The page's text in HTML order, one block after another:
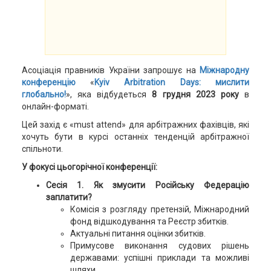
Асоціація правників України запрошує на Міжнародну
конференцію«Kyiv Arbitration Days: мислити
глобально!», яка відбудеться8 грудня 2023 рокув
онлайн-форматі.
Цей захід є «must attend» для арбітражних фахівців, які
хочуть бути в курсі останніх тенденцій арбітражної
спільноти.
У фокусі цьогорічної конференції:
Сесія 1. Як змусити Російську Федерацію
заплатити?
Комісія з розгляду претензій, Міжнародний
фонд відшкодування та Реєстр збитків.
Актуальні питання оцінки збитків.
Примусове виконання судових рішень
державами: успішні приклади та можливі